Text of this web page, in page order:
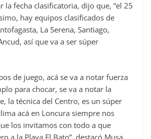
la fecha clasificatoria, dijo que, “el 25
hay equipos clasificados de
La Serena, Santiago,
así que va a ser súper
de juego, acá se va a notar fuerza
para chocar, se va a notar la
la técnica del Centro, es un súper
acá en Loncura siempre nos
los invitamos con todo a que
a la Playa El Bato”, destacó Musa.